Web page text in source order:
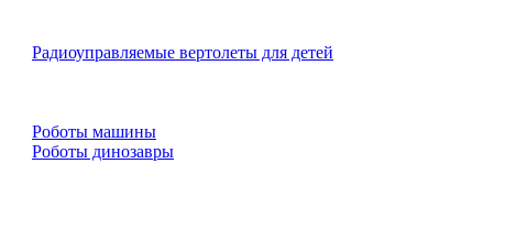
Радиоуправляемые вертолеты для детей
Роботы машины
Роботы динозавры